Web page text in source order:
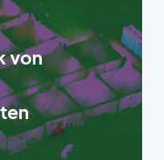
von